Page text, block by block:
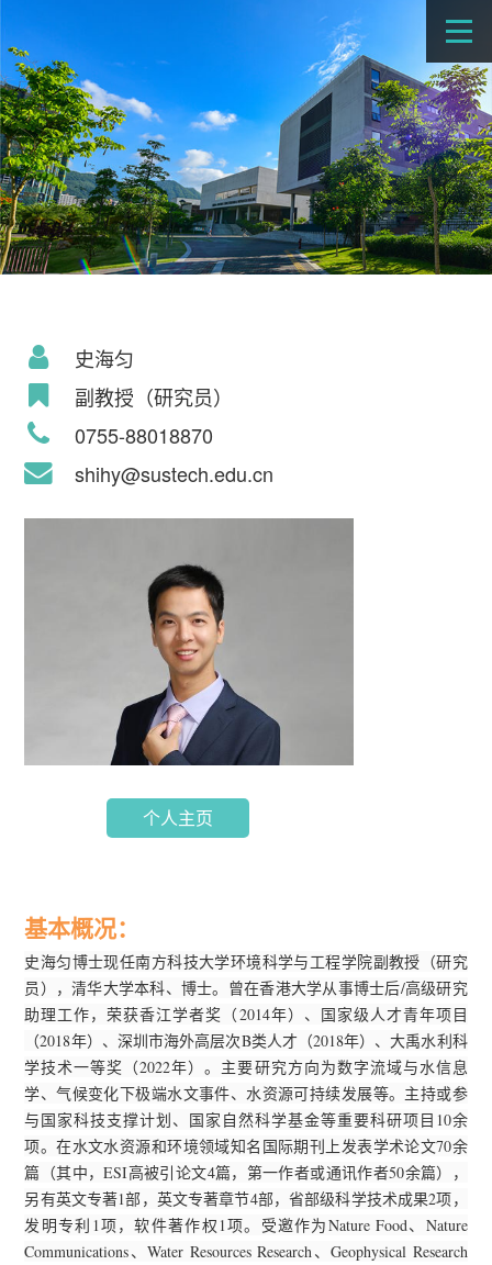
史海匀
副教授（研究员）
0755-88018870
shihy@sustech.edu.cn
个人主页
基本概况：
史海匀博士现任南方科技大学环境科学与工程学院副教授（研究
员），清华大学本科、博士。曾在香港大学从事博士后/高级研究
助理工作，荣获香江学者奖（ 2014年）、国家级人才青年项目
（2018年）、深圳市海外高层次B类人才（2018年）、大禹水利科
学技术一等奖（2022年）。主要研究方向为数字流域与水信息
学、气候变化下极端水文事件、水资源可持续发展等。主持或参
与国家科技支撑计划、国家自然科学基金等重要科研项目 10余
项。在水文水资源和环境领域知名国际期刊上发表学术论文70余
篇（其中，ESI高被引论文4篇，第一作者或通讯作者50余篇），
另有英文专著1部，英文专著章节4部，省部级科学技术成果2项，
发明专利 1 项，软件著作权 1 项。受邀作为 Nature Food 、 Nature
Communications 、Water Resources Research 、Geophysical Research